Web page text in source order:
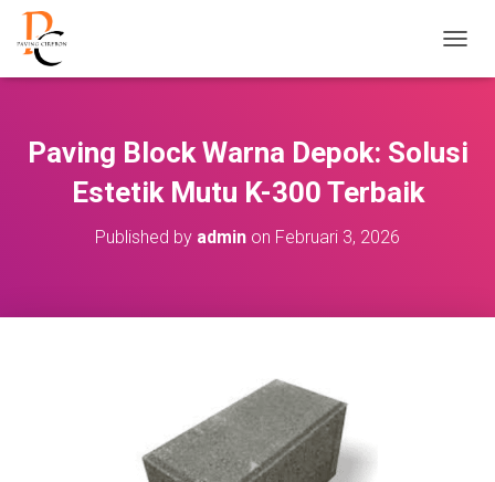
O
E
Paving Block Warna Depok: Solusi
Estetik Mutu K-300 Terbaik
Published by admin on Februari 3, 2026